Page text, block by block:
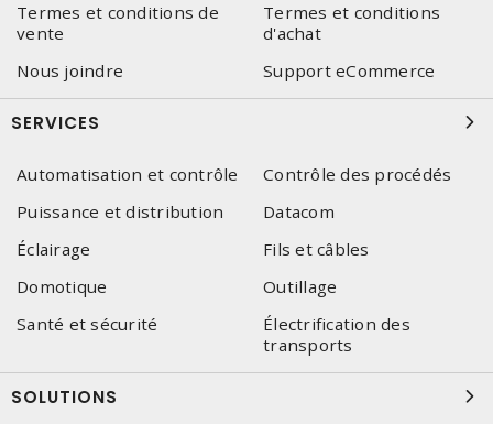
Termes et conditions de
vente
Termes et conditions
d'achat
Nous joindre
Support eCommerce
SERVICES
Automatisation et contrôle
Contrôle des procédés
Puissance et distribution
Datacom
Éclairage
Fils et câbles
Domotique
Outillage
Santé et sécurité
Électrification des
transports
SOLUTIONS